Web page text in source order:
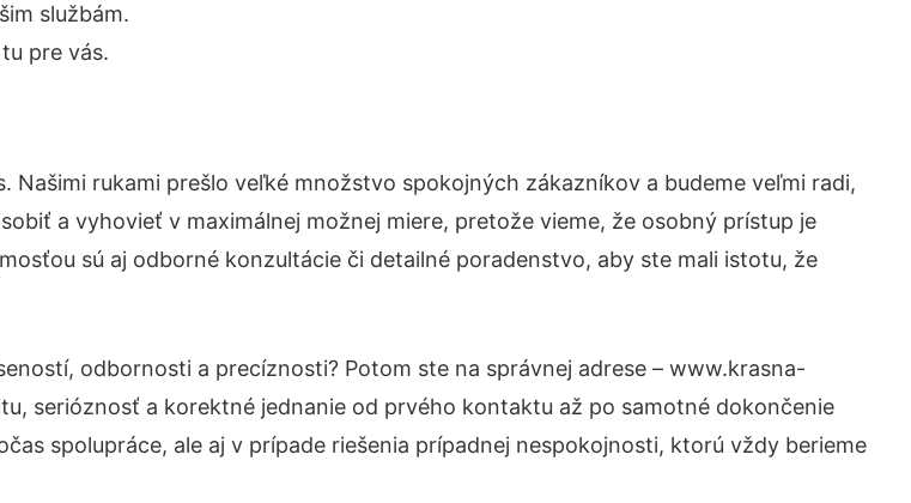
službám.
pre vás.
Našimi rukami prešlo veľké množstvo spokojných zákazníkov a budeme veľmi radi,
a vyhovieť v maximálnej možnej miere, pretože vieme, že osobný prístup je
sú aj odborné konzultácie či detailné poradenstvo, aby ste mali istotu, že
odbornosti a precíznosti? Potom ste na správnej adrese – www.krasna-
serióznosť a korektné jednanie od prvého kontaktu až po samotné dokončenie
spolupráce, ale aj v prípade riešenia prípadnej nespokojnosti, ktorú vždy berieme